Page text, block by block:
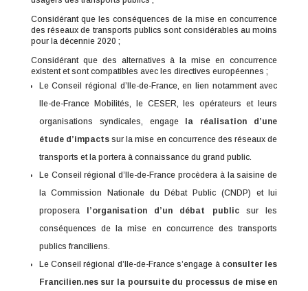
Considérant que les conséquences de la mise en concurrence
des réseaux de transports publics sont considérables au moins
pour la décennie 2020 ;
Considérant que des alternatives à la mise en concurrence
existent et sont compatibles avec les directives européennes ;
Le Conseil régional d’Ile-de-France, en lien notamment avec
Ile-de-France Mobilités, le CESER, les opérateurs et leurs
organisations syndicales, engage
la réalisation d’une
étude d’impactssur la mise en concurrence des réseaux de
transports et la portera à connaissance du grand public.
Le Conseil régional d’Ile-de-France procèdera à la saisine de
la Commission Nationale du Débat Public (CNDP) et lui
proposera
l’organisation d’un débat publicsur les
conséquences de la mise en concurrence des transports
publics franciliens.
Le Conseil régional d’Ile-de-France s’engage à consulter les
Francilien.nes sur la poursuite du processus de mise en